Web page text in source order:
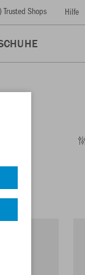
Shops Hilfe